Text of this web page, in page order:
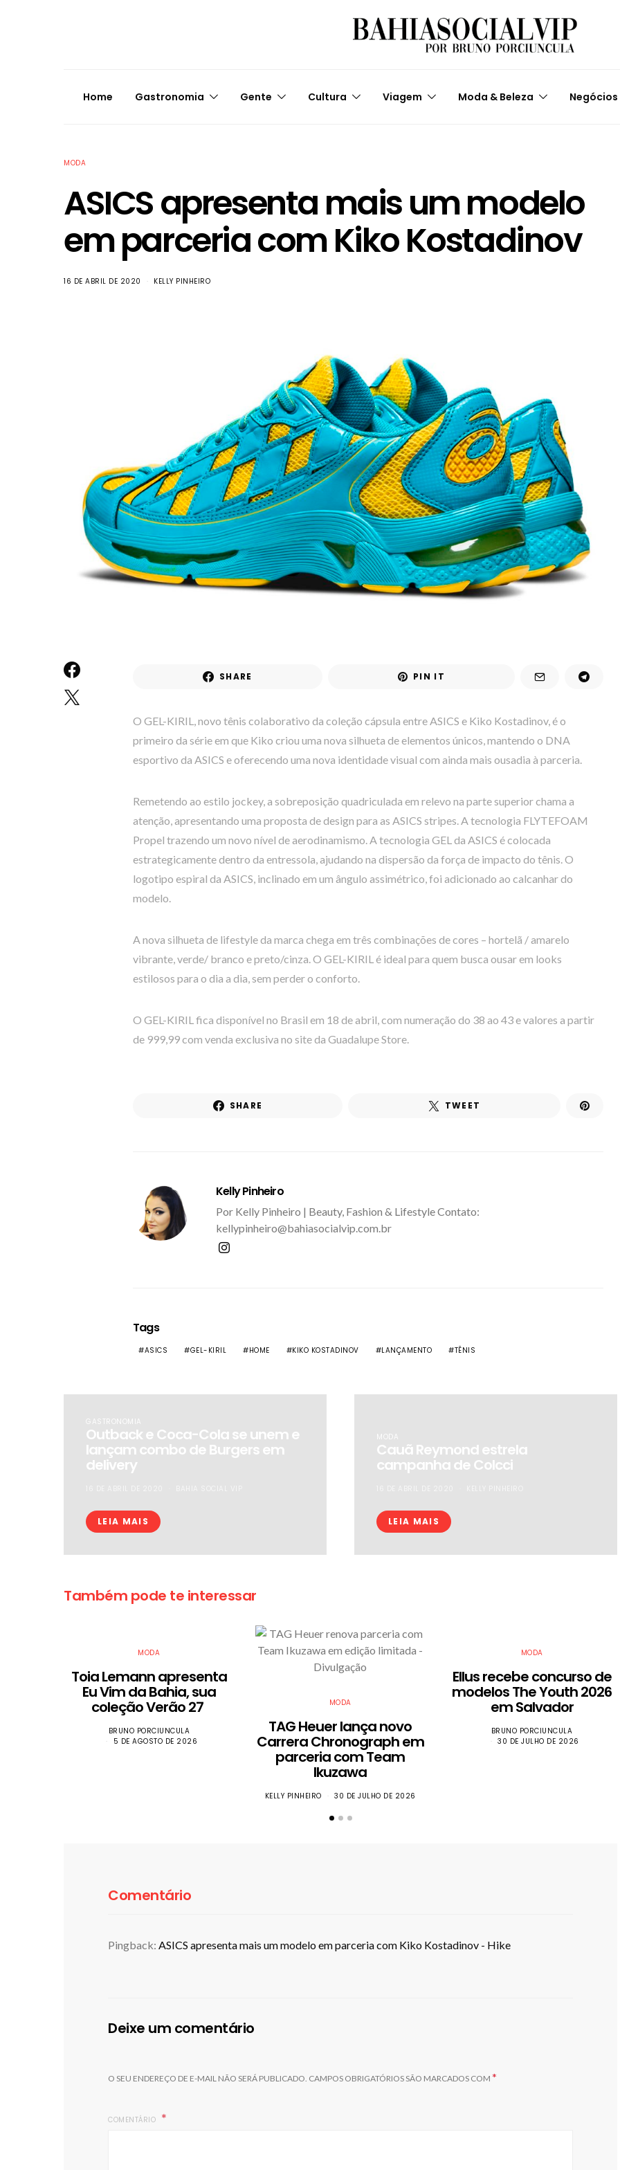
Home Gastronomia Gente Cultura Viagem Moda & Beleza Negócios
MODA
ASICS apresenta mais um modelo
em parceria com Kiko Kostadinov
16 DE ABRIL DE 2020 KELLY PINHEIRO
SHARE PIN IT
O GEL-KIRIL, novo tênis colaborativo da coleção cápsula entre ASICS e Kiko Kostadinov, é o
primeiro da série em que Kiko criou uma nova silhueta de elementos únicos, mantendo o DNA
esportivo da ASICS e oferecendo uma nova identidade visual com ainda mais ousadia à parceria.
Remetendo ao estilo jockey, a sobreposição quadriculada em relevo na parte superior chama a
atenção, apresentando uma proposta de design para as ASICS stripes. A tecnologia FLYTEFOAM
Propel trazendo um novo nível de aerodinamismo. A tecnologia GEL da ASICS é colocada
estrategicamente dentro da entressola, ajudando na dispersão da força de impacto do tênis. O
logotipo espiral da ASICS, inclinado em um ângulo assimétrico, foi adicionado ao calcanhar do
modelo.
A nova silhueta de lifestyle da marca chega em três combinações de cores – hortelã / amarelo
vibrante, verde/ branco e preto/cinza. O GEL-KIRIL é ideal para quem busca ousar em looks
estilosos para o dia a dia, sem perder o conforto.
O GEL-KIRIL fica disponível no Brasil em 18 de abril, com numeração do 38 ao 43 e valores a partir
de 999,99 com venda exclusiva no site da Guadalupe Store.
SHARE TWEET
Kelly Pinheiro
Por Kelly Pinheiro | Beauty, Fashion & Lifestyle Contato:
kellypinheiro@bahiasocialvip.com.br
Tags
ASICS GEL-KIRIL HOME KIKO KOSTADINOV LANÇAMENTO TÊNIS
GASTRONOMIA
Outback e Coca-Cola se unem e
lançam combo de Burgers em
delivery
LEIA MAIS
MODA
Cauã Reymond estrela
campanha de Colcci
LEIA MAIS
Também pode te interessar
MODA
Toia Lemann apresenta
Eu Vim da Bahia, sua
coleção Verão 27
BRUNO PORCIUNCULA
5 DE AGOSTO DE 2026
MODA
TAG Heuer lança novo
Carrera Chronograph em
parceria com Team
Ikuzawa
KELLY PINHEIRO 30 DE JULHO DE 2026
MODA
Ellus recebe concurso de
modelos The Youth 2026
em Salvador
BRUNO PORCIUNCULA
30 DE JULHO DE 2026
Comentário
Pingback: ASICS apresenta mais um modelo em parceria com Kiko Kostadinov - Hike
Deixe um comentário
O SEU ENDEREÇO DE E-MAIL NÃO SERÁ PUBLICADO. CAMPOS OBRIGATÓRIOS SÃO MARCADOS COM *
COMENTÁRIO